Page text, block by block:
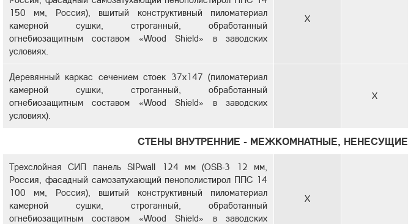
150 мм, Россия), вшитый конструктивный пиломатериал
камерной сушки, строганный, обработанный
огнебиозащитным составом «Wood Shield» в заводских
условиях.
X
Деревянный каркас сечением стоек 37х147 (пиломатериал
камерной сушки, строганный, обработанный
огнебиозащитным составом «Wood Shield» в заводских
условиях).
X
СТЕНЫ ВНУТРЕННИЕ - МЕЖКОМНАТНЫЕ, НЕНЕСУЩИЕ
Трехслойная СИП панель SIPwall 124 мм (OSB-3 12 мм,
Россия, фасадный самозатухающий пенополистирол ППС 14
100 мм, Россия), вшитый конструктивный пиломатериал
камерной сушки, строганный, обработанный
огнебиозащитным составом «Wood Shield» в заводских
X